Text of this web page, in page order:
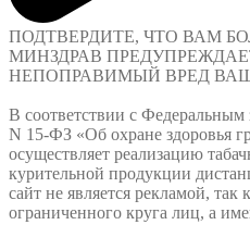
ПОДТВЕРДИТЕ, ЧТО ВАМ
МИНЗДРАВ
НЕПОПРАВИМЫЙ ВРЕД
В соответствии с Федеральным
N 15-ФЗ «Об охране здоровья
осуществляет реализацию
курительной продукции
сайт не является рекламой, так
ограниченного круга лиц, а